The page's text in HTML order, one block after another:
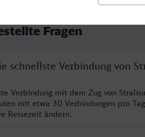
Fragen
schnellste Verbindung von
Verbindung mit dem Zug von
mit etwa 30 Verbindungen pro
Reisezeit ändern.